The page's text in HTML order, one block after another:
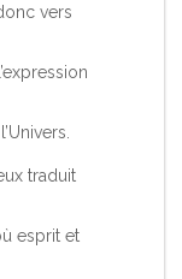
vers
traduit
esprit et